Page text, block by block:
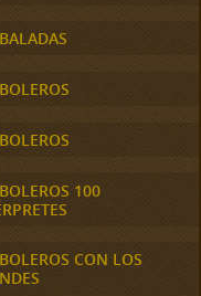
100
CON LOS